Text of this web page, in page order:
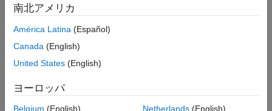
Syntax
Description
Languages
See Also
Version History
S
SimStruct that represents an
Index of an input port.
csig
Numeric type of the signals accepted byport. Valid values are
南北アメリカ
América Latina (Español)
Canada (English)
United States (English)
ヨーロッパ
Belgium (English)
Netherlands(English)